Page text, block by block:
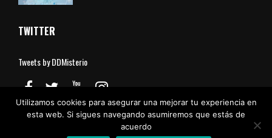
TWITTER
Tweets by DDMisterio
Política de Cookies Política de Privacidad Contacto
Utilizamos cookies para asegurar una mejorar tu experiencia en
esta web. Si sigues navegando asumiremos que estás de
acuerdo